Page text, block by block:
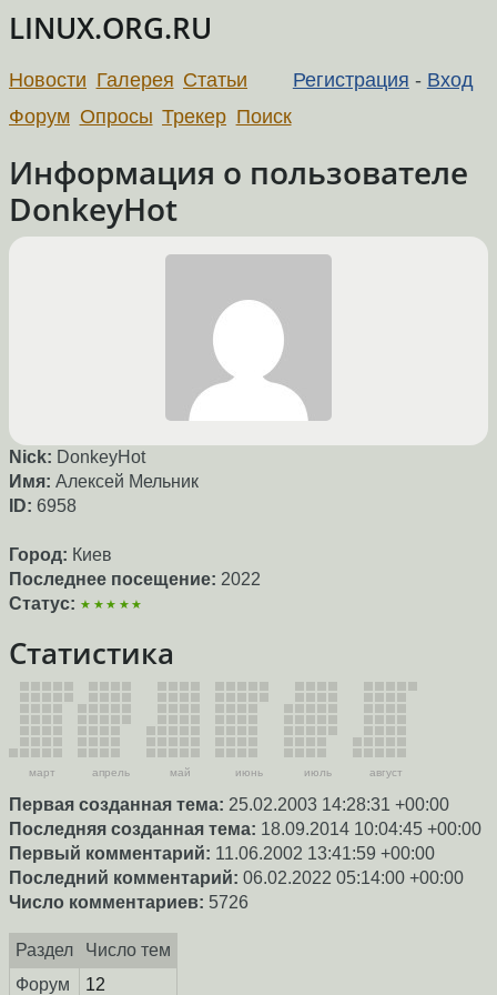
LINUX.ORG.RU
Регистрация - Вход
Новости Галерея Статьи
Форум Опросы Трекер Поиск
Информация о пользователе
DonkeyHot
Nick: DonkeyHot
Имя: Алексей Мельник
ID: 6958
Город: Киев
Последнее посещение: 2022
Статус: ★★★★★
Статистика
март апрель май июнь июль август
Первая созданная тема: 25.02.2003 14:28:31 +00:00
Последняя созданная тема: 18.09.2014 10:04:45 +00:00
Первый комментарий: 11.06.2002 13:41:59 +00:00
Последний комментарий: 06.02.2022 05:14:00 +00:00
Число комментариев: 5726
Раздел
Число тем
Форум
12